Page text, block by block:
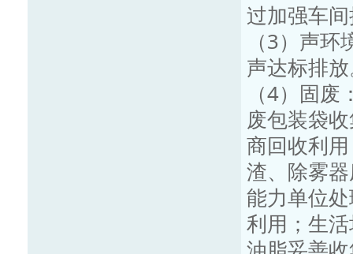
过加强车
（3）声
声达标排
（4）固
废包装袋
商回收利
渣、除雾
能力单位
利用；生